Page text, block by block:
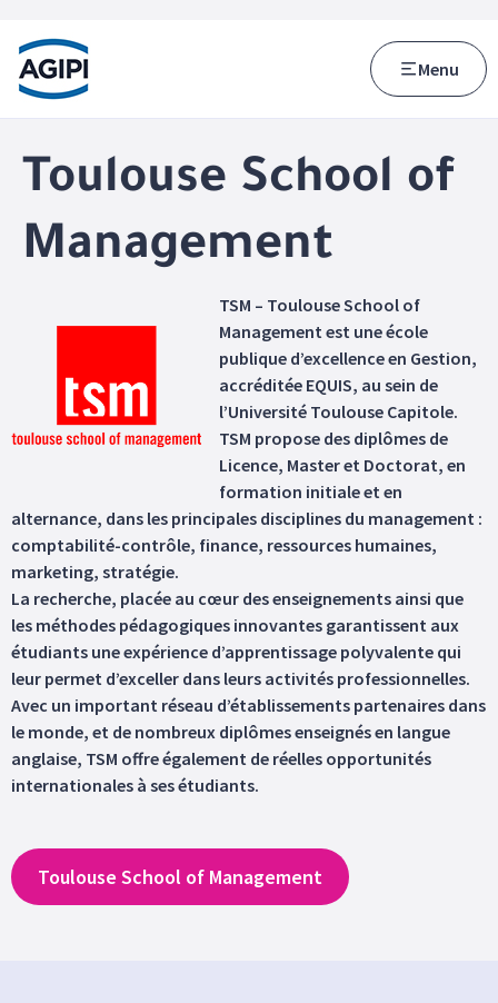
Accès au menu
Accès au contenu principal
Menu
Toulouse School of
Management
TSM – Toulouse School of
Management est une école
publique d’excellence en Gestion,
accréditée EQUIS, au sein de
l’Université Toulouse Capitole.
TSM propose des diplômes de
Licence, Master et Doctorat, en
formation initiale et en
alternance, dans les principales disciplines du management :
comptabilité-contrôle, finance, ressources humaines,
marketing, stratégie.
La recherche, placée au cœur des enseignements ainsi que
les méthodes pédagogiques innovantes garantissent aux
étudiants une expérience d’apprentissage polyvalente qui
leur permet d’exceller dans leurs activités professionnelles.
Avec un important réseau d’établissements partenaires dans
le monde, et de nombreux diplômes enseignés en langue
anglaise, TSM offre également de réelles opportunités
internationales à ses étudiants.
Toulouse School of Management